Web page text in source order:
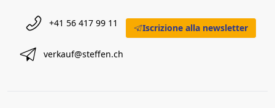
+41 56 417 99 11
verkauf@steffen.ch
Iscrizione alla newsletter